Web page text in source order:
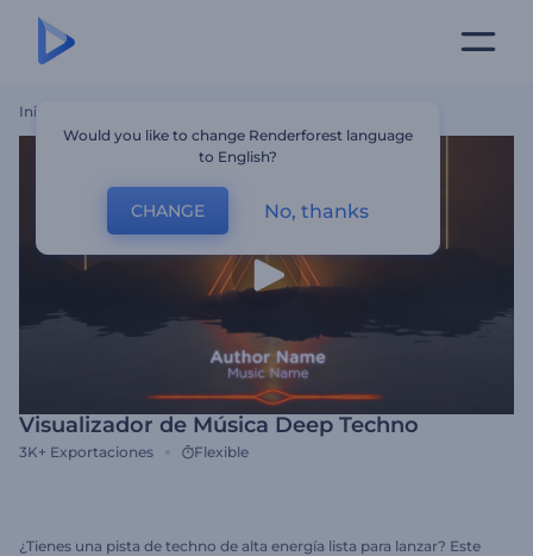
Inicio
Visualizador de Música Deep Techno
3K+ Exportaciones Flexible
¿Tienes una pista de techno de alta energía lista para lanzar? Este
Would you like to change Renderforest language
to English?
CHANGE No, thanks